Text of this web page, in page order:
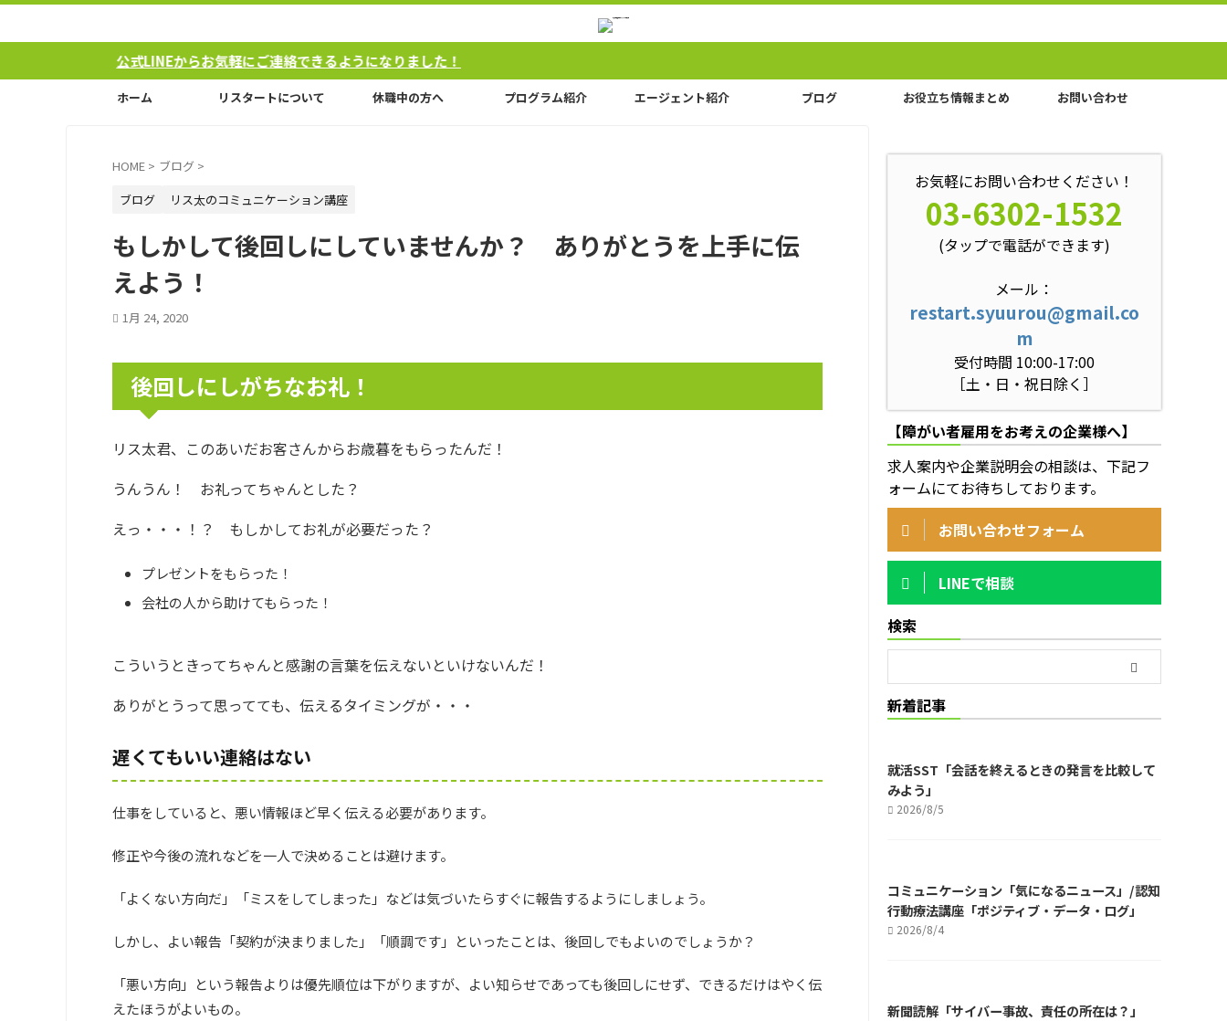
公式LINEからお気軽にご連絡できるようになりました！
ホーム リスタートについて 休職中の方へ プログラム紹介 エージェント紹介 ブログ お役立ち情報まとめ お問い合わせ
HOME > ブログ >
ブログ
リス太のコミュニケーション講座
もしかして後回しにしていませんか？ ありがとうを上手に伝
えよう！
1月 24, 2020
後回しにしがちなお礼！
リス太君、このあいだお客さんからお歳暮をもらったんだ！
うんうん！ お礼ってちゃんとした？
えっ・・・！？ もしかしてお礼が必要だった？
プレゼントをもらった！
会社の人から助けてもらった！
こういうときってちゃんと感謝の言葉を伝えないといけないんだ！
ありがとうって思ってても、伝えるタイミングが・・・
遅くてもいい連絡はない
仕事をしていると、悪い情報ほど早く伝える必要があります。
修正や今後の流れなどを一人で決めることは避けます。
「よくない方向だ」「ミスをしてしまった」などは気づいたらすぐに報告するようにしましょう。
しかし、よい報告「契約が決まりました」「順調です」といったことは、後回しでもよいのでしょうか？
「悪い方向」という報告よりは優先順位は下がりますが、よい知らせであっても後回しにせず、できるだけはやく伝
えたほうがよいもの。
お気軽にお問い合わせください！
03-6302-1532
(タップで電話ができます)
メール：
restart.syuurou@gmail.co
m
受付時間 10:00-17:00
［土・日・祝日除く］
【障がい者雇用をお考えの企業様へ】
求人案内や企業説明会の相談は、下記フ
ォームにてお待ちしております。
お問い合わせフォーム
LINEで相談
検索
新着記事
就活SST「会話を終えるときの発言を比較して
みよう」
2026/8/5
コミュニケーション「気になるニュース」/認知
行動療法講座「ポジティブ・データ・ログ」
2026/8/4
新聞読解「サイバー事故、責任の所在は？」